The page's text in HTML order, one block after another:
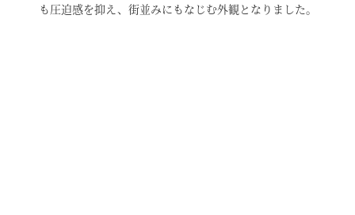
も圧迫感を抑え、街並みにもなじむ外観となりました。